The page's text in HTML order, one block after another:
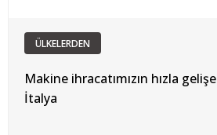
ÜLKELERDEN
Makine ihracatımızın hızla
İtalya